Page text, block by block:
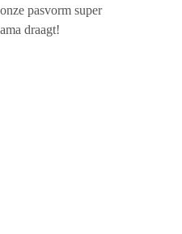
pasvorm super
draagt!